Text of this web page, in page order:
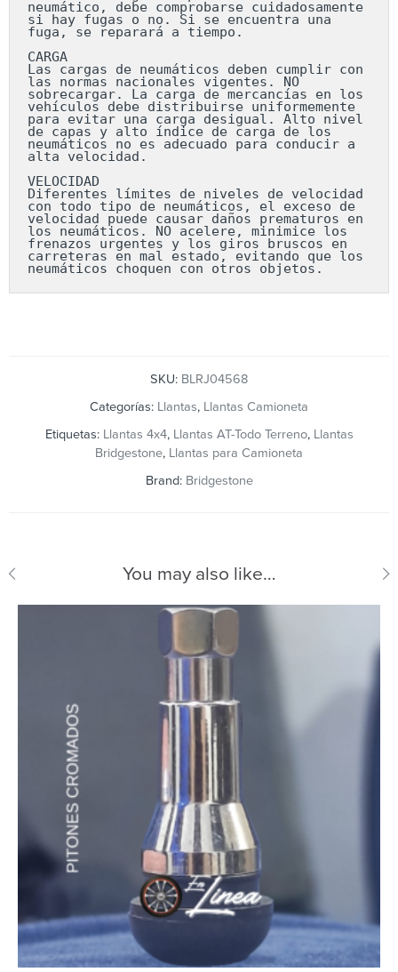
neumático, debe comprobarse cuidadosamente
si hay fugas o no. Si se encuentra una
fuga, se reparará a tiempo.
CARGA
Las cargas de neumáticos deben cumplir con
las normas nacionales vigentes. NO
sobrecargar. La carga de mercancías en los
vehículos debe distribuirse uniformemente
para evitar una carga desigual. Alto nivel
de capas y alto índice de carga de los
neumáticos no es adecuado para conducir a
alta velocidad.
VELOCIDAD
Diferentes límites de niveles de velocidad
con todo tipo de neumáticos, el exceso de
velocidad puede causar daños prematuros en
los neumáticos. NO acelere, minimice los
frenazos urgentes y los giros bruscos en
carreteras en mal estado, evitando que los
neumáticos choquen con otros objetos.
SKU: BLRJ04568
Categorías: Llantas, Llantas Camioneta
Etiquetas: Llantas 4x4, Llantas AT-Todo Terreno, Llantas
Bridgestone, Llantas para Camioneta
Brand: Bridgestone
You may also like…